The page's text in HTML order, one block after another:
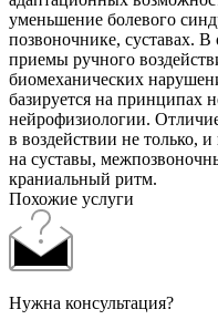
уменьшение болевого
позвоночнике, суставах. В
приемы ручного
биомеханических
базируется на принципах
нейрофизиологии.
в воздействии не только,
на суставы,
краниальный ритм.
Похожие услуги
Нужна консультация?